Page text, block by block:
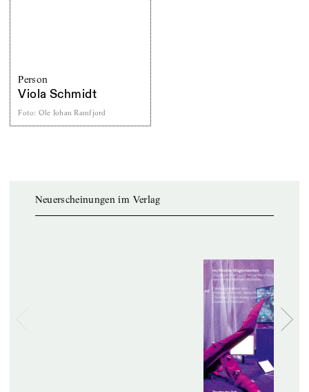
Person
Viola Schmidt
Foto: Ole Johan Ramfjord
Neuerscheinungen im Verlag